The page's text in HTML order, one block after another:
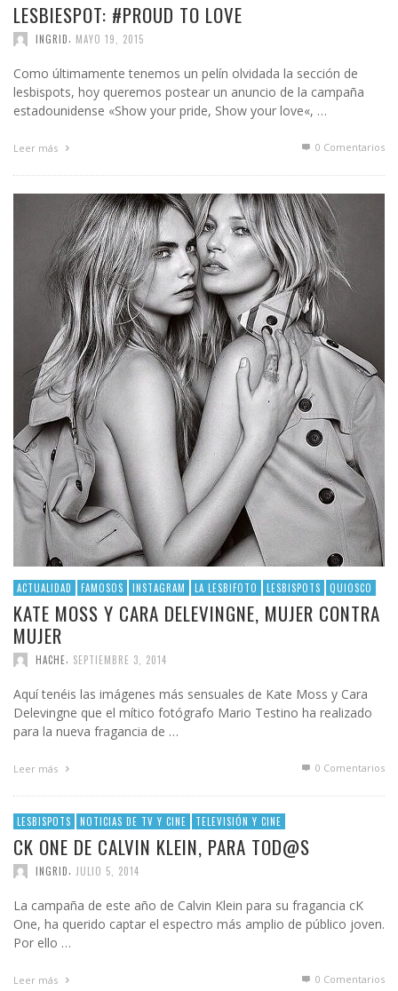
LESBIESPOT: #PROUD TO LOVE
INGRID MAYO 19, 2015
Como últimamente tenemos un pelín olvidada la sección de
lesbispots, hoy queremos postear un anuncio de la campaña
estadounidense «Show your pride, Show your love«, …
Leer más 0 Comentarios
ACTUALIDAD FAMOSOS INSTAGRAM LA LESBIFOTO LESBISPOTS QUIOSCO
KATE MOSS Y CARA DELEVINGNE, MUJER CONTRA
MUJER
HACHE SEPTIEMBRE 3, 2014
Aquí tenéis las imágenes más sensuales de Kate Moss y Cara
Delevingne que el mítico fotógrafo Mario Testino ha realizado
para la nueva fragancia de …
Leer más 0 Comentarios
LESBISPOTS NOTICIAS DE TV Y CINE TELEVISIÓN Y CINE
CK ONE DE CALVIN KLEIN, PARA TOD@S
INGRID JULIO 5, 2014
La campaña de este año de Calvin Klein para su fragancia cK
One, ha querido captar el espectro más amplio de público joven.
Por ello …
Leer más 0 Comentarios